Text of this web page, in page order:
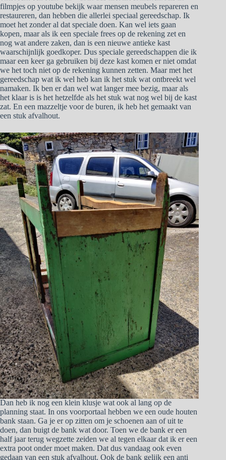
filmpjes op youtube bekijk waar mensen meubels repareren en
restaureren, dan hebben die allerlei speciaal gereedschap. Ik
moet het zonder al dat speciale doen. Kan wel iets gaan
kopen, maar als ik een speciale frees op de rekening zet en
nog wat andere zaken, dan is een nieuwe antieke kast
waarschijnlijk goedkoper. Dus speciale gereedschappen die ik
maar een keer ga gebruiken bij deze kast komen er niet omdat
we het toch niet op de rekening kunnen zetten. Maar met het
gereedschap wat ik wel heb kan ik het stuk wat ontbreekt wel
namaken. Ik ben er dan wel wat langer mee bezig, maar als
het klaar is is het hetzelfde als het stuk wat nog wel bij de kast
zat. En een mazzeltje voor de buren, ik heb het gemaakt van
een stuk afvalhout.
Dan heb ik nog een klein klusje wat ook al lang op de
planning staat. In ons voorportaal hebben we een oude houten
bank staan. Ga je er op zitten om je schoenen aan of uit te
doen, dan buigt de bank wat door. Toen we de bank er een
half jaar terug wegzette zeiden we al tegen elkaar dat ik er een
extra poot onder moet maken. Dat dus vandaag ook even
gedaan van een stuk afvalhout. Ook de bank gelijk een anti